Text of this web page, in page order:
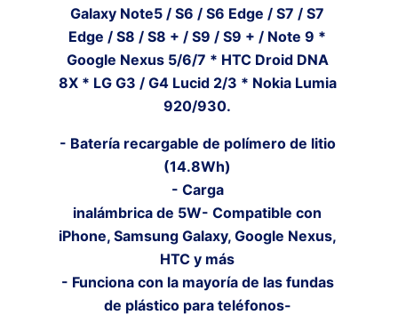
Galaxy Note5 / S6 / S6 Edge / S7 / S7
Edge / S8 / S8 + / S9 / S9 + / Note 9 *
Google Nexus 5/6/7 * HTC Droid DNA
8X * LG G3 / G4 Lucid 2/3 * Nokia Lumia
920/930.
- Batería recargable de polímero de litio
(14.8Wh)
- Carga
inalámbrica de 5W- Compatible con
iPhone, Samsung Galaxy, Google Nexus,
HTC y más
- Funciona con la mayoría de las fundas
de plástico para teléfonos-